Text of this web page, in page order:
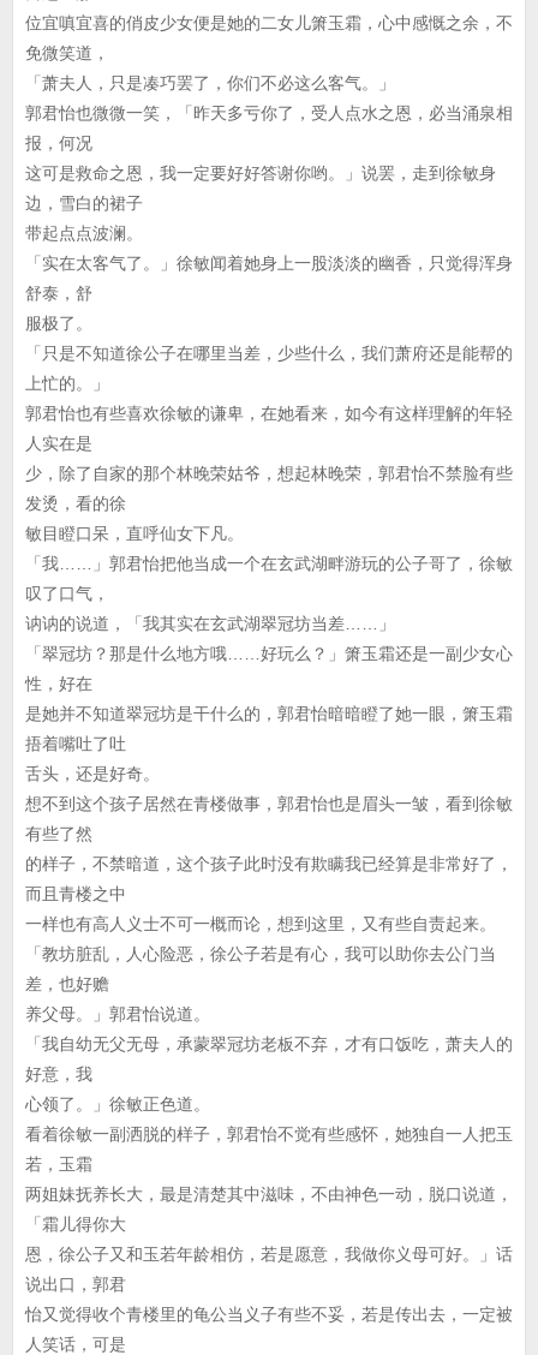
位宜嗔宜喜的俏皮少女便是她的二女儿箫玉霜，心中感慨之余，不
免微笑道，
「萧夫人，只是凑巧罢了，你们不必这么客气。」
郭君怡也微微一笑，「昨天多亏你了，受人点水之恩，必当涌泉相
报，何况
这可是救命之恩，我一定要好好答谢你哟。」说罢，走到徐敏身
边，雪白的裙子
带起点点波澜。
「实在太客气了。」徐敏闻着她身上一股淡淡的幽香，只觉得浑身
舒泰，舒
服极了。
「只是不知道徐公子在哪里当差，少些什么，我们萧府还是能帮的
上忙的。」
郭君怡也有些喜欢徐敏的谦卑，在她看来，如今有这样理解的年轻
人实在是
少，除了自家的那个林晚荣姑爷，想起林晚荣，郭君怡不禁脸有些
发烫，看的徐
敏目瞪口呆，直呼仙女下凡。
「我……」郭君怡把他当成一个在玄武湖畔游玩的公子哥了，徐敏
叹了口气，
讷讷的说道，「我其实在玄武湖翠冠坊当差……」
「翠冠坊？那是什么地方哦……好玩么？」箫玉霜还是一副少女心
性，好在
是她并不知道翠冠坊是干什么的，郭君怡暗暗瞪了她一眼，箫玉霜
捂着嘴吐了吐
舌头，还是好奇。
想不到这个孩子居然在青楼做事，郭君怡也是眉头一皱，看到徐敏
有些了然
的样子，不禁暗道，这个孩子此时没有欺瞒我已经算是非常好了，
而且青楼之中
一样也有高人义士不可一概而论，想到这里，又有些自责起来。
「教坊脏乱，人心险恶，徐公子若是有心，我可以助你去公门当
差，也好赡
养父母。」郭君怡说道。
「我自幼无父无母，承蒙翠冠坊老板不弃，才有口饭吃，萧夫人的
好意，我
心领了。」徐敏正色道。
看着徐敏一副洒脱的样子，郭君怡不觉有些感怀，她独自一人把玉
若，玉霜
两姐妹抚养长大，最是清楚其中滋味，不由神色一动，脱口说道，
「霜儿得你大
恩，徐公子又和玉若年龄相仿，若是愿意，我做你义母可好。」话
说出口，郭君
怡又觉得收个青楼里的龟公当义子有些不妥，若是传出去，一定被
人笑话，可是